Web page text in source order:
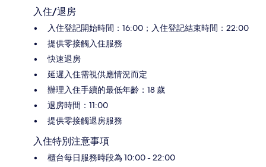
入住/退房
入住登記開始時間：16:00；入住登記結束時間：22:00
提供零接觸入住服務
快速退房
延遲入住需視供應情況而定
辦理入住手續的最低年齡：18 歲
退房時間：11:00
提供零接觸退房服務
入住特別注意事項
櫃台每日服務時段為 10:00 - 22:00